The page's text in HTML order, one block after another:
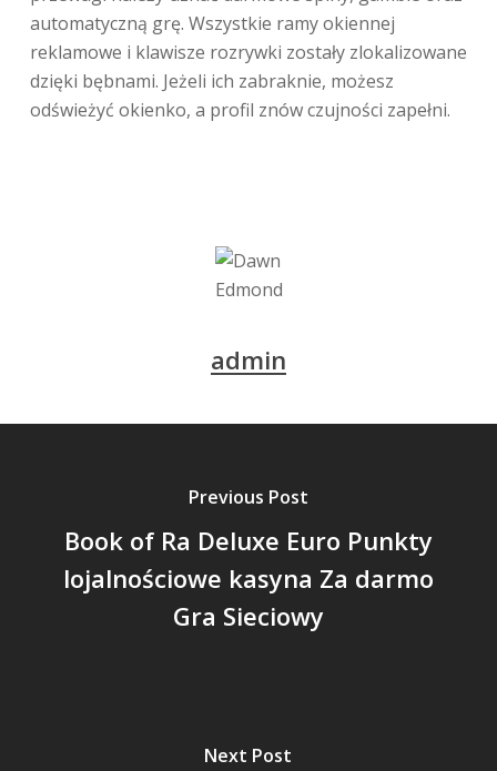
automatyczną grę. Wszystkie ramy okiennej
reklamowe i klawisze rozrywki zostały zlokalizowane
dzięki bębnami. Jeżeli ich zabraknie, możesz
odświeżyć okienko, a profil znów czujności zapełni.
admin
Previous Post
Book of Ra Deluxe Euro Punkty
lojalnościowe kasyna Za darmo
Gra Sieciowy
Next Post